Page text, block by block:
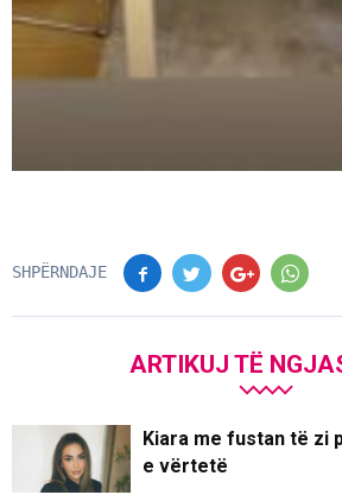
SHPËRNDAJE
ARTIKUJ TË
Kiara me fustan të zi
e vërtetë